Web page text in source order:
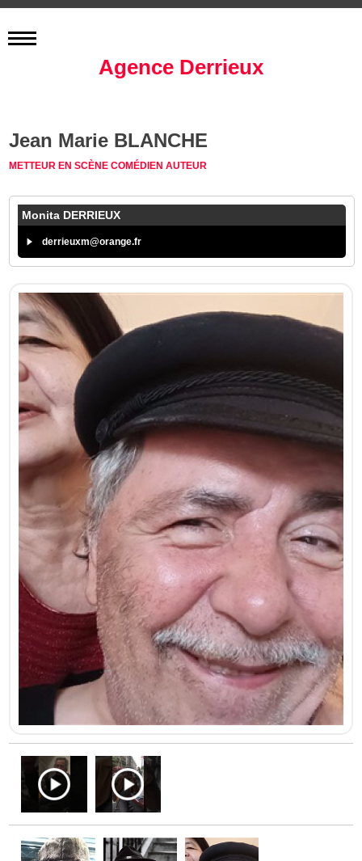
Agence Derrieux
Jean Marie BLANCHE
METTEUR EN SCÈNECOMÉDIENAUTEUR
Monita DERRIEUX
derrieuxm@orange.fr